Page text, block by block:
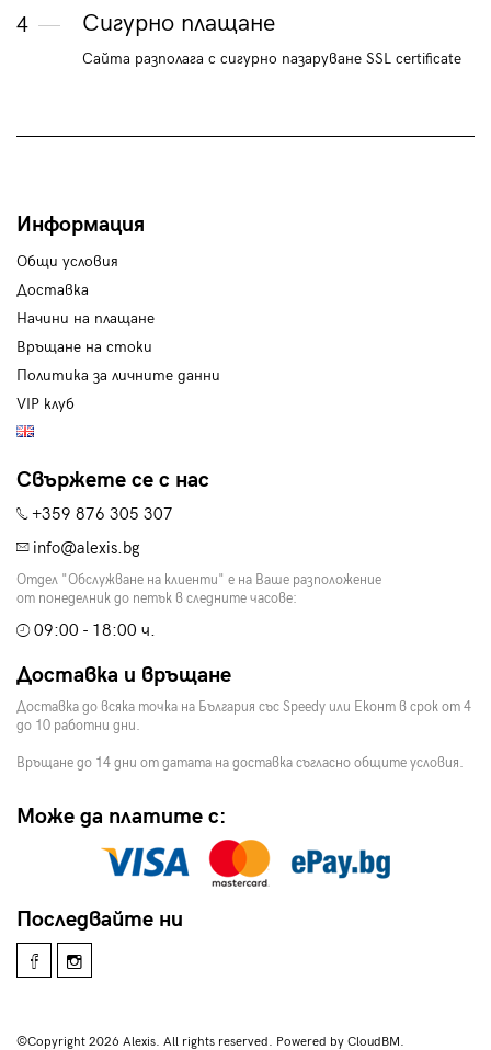
4 Сигурно плащане
Сайта разполага с сигурно пазаруване SSL certificate
Информация
Общи условия
Доставка
Начини на плащане
Връщане на стоки
Политика за личните данни
VIP клуб
Свържете се с нас
+359 876 305 307
info@alexis.bg
Отдел "Обслужване на клиенти" е на Ваше разположение
от понеделник до петък в следните часове:
09:00 - 18:00 ч.
Доставка и връщане
Доставка до всяка точка на България със Speedy или Еконт в срок от 4
до 10 работни дни.
Връщане до 14 дни от датата на доставка съгласно общите условия.
Може да платите с:
Последвайте ни
©Copyright 2026 Alexis. All rights reserved. Powered by CloudBM.